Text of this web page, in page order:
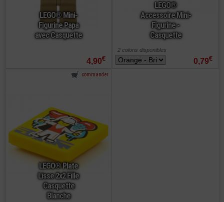
LEGO® Mini-
Figurine Papa
avec Casquette
4,90€
LEGO®
Accessoire Mini-
Figurine -
Casquette
0,79€
2 coloris disponibles
LEGO® Plate
Lisse 2x2 Fille
Casquette
Blanche
commander